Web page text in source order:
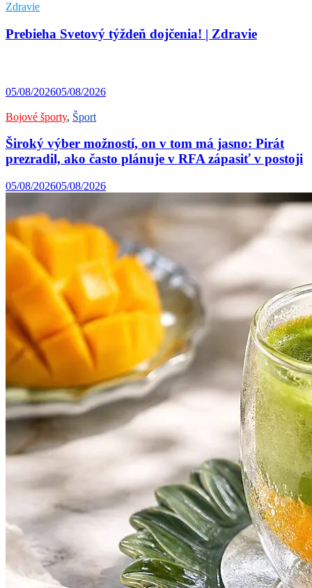
Zdravie
Prebieha Svetový týždeň dojčenia! | Zdravie
05/08/202605/08/2026
Bojové športy, Šport
Široký výber možností, on v tom má jasno: Pirát
prezradil, ako často plánuje v RFA zápasiť v postoji
05/08/202605/08/2026